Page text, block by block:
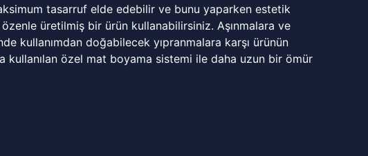
tasarruf elde edebilir ve bunu yaparken estetik
özenle üretilmiş bir ürün kullanabilirsiniz. Aşınmalara ve
kullanımdan doğabilecek yıpranmalara karşı ürünün
kullanılan özel mat boyama sistemi ile daha uzun bir ömür